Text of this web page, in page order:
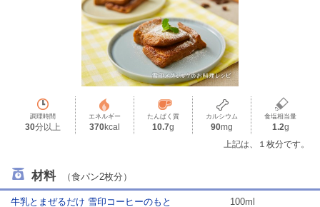
調理時間
30分以上
エネルギー
370kcal
たんぱく質
10.7g
カルシウム
90mg
食塩相当量
1.2g
上記は、１枚分です。
材料 （食パン2枚分）
牛乳とまぜるだけ 雪印コーヒーのもと
100ml